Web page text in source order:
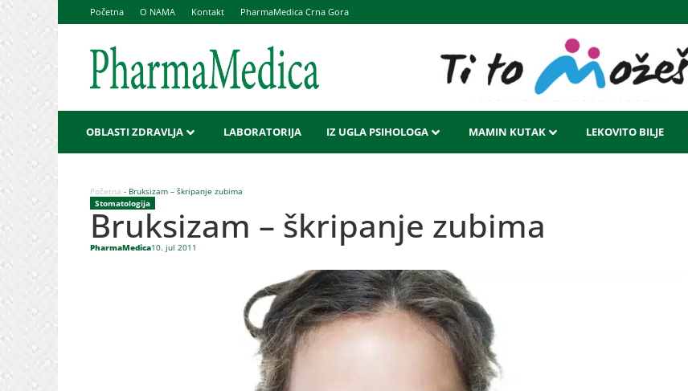
Početna O NAMA Kontakt PharmaMedica Crna Gora
OBLASTI ZDRAVLJA LABORATORIJA IZ UGLA PSIHOLOGA MAMIN KUTAK LEKOVITO BILJE
Početna - Bruksizam – škripanje zubima
Stomatologija
Bruksizam – škripanje zubima
PharmaMedica10. jul 2011